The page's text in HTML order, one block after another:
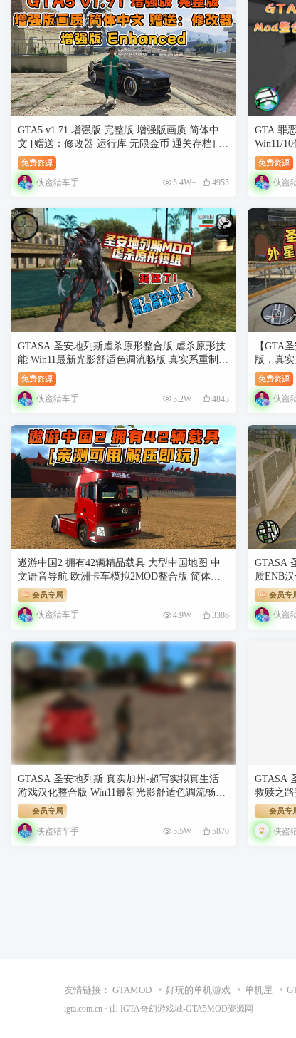
GTA5 v1.71 增强版 完整版 增强版画质 简体中
文 [赠送：修改器 运行库 无限金币 通关存档] 增
强版Enhanced【94.5GB】
免费资源
侠盗猎车手 5.4W+ 4955
GTA 罪
Win11/
免费资源
侠盗
GTASA 圣安地列斯虐杀原形整合版 虐杀原形技
能 Win11最新光影舒适色调流畅版 真实系重制版
Win10/11汉化兼容版 稳定60FPS 超强优化 [赠
送：运行库 优化补丁] [4.98 GB]
免费资源
侠盗猎车手 5.2W+ 4843
【GTA
版，真
免费资源
侠盗
遨游中国2 拥有42辆精品载具 大型中国地图 中
文语音导航 欧洲卡车模拟2MOD整合版 简体中
文 免安装 绿色版 [亲测可用 解压即玩]
【22.7GB】
会员专属
侠盗猎车手 4.9W+ 3386
GTASA
质ENB
丁3件套
会员专
侠盗
GTASA 圣安地列斯 真实加州-超写实拟真生活
游戏汉化整合版 Win11最新光影舒适色调流畅版
真实系重制版 Win10/11汉化兼容版 稳定60FPS
超强优化 [赠送：运行库 通关存档 无限金币]
[11.0 GB]
会员专属
侠盗猎车手 5.5W+ 5870
GTASA
救赎之路
适色调流
定60FPS
捷脚本]
会员专
侠盗
友情链接： GTAMOD 好玩的单机游戏 单机屋
igta.com.cn · 由 IGTA奇幻游戏城-GTA5MOD资源网